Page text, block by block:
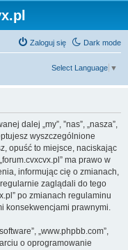
Dark mode
Zaloguj się
Select Language ▼
dalej „my”, ”nas”, „nasza”,
wyszczególnione
opuść to miejsce, naciskając
ma prawo w
informując cię o zmianach,
zaglądali do tego
po zmianach regulaminu
konsekwencjami prawnymi.
„www.phpbb.com”,
o oprogramowanie